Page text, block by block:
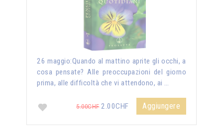
26 maggio:Quando al mattino aprite gli occhi, a
cosa pensate? Alle preoccupazioni del giorno
prima, alle difficoltà che vi attendono, ai …
5.00CHF2.00CHF Aggiungere